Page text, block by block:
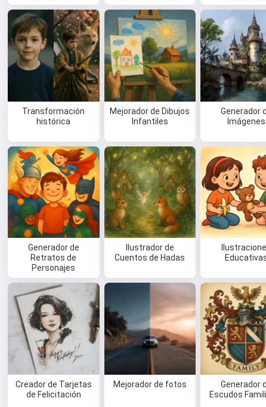
Transformación
histórica
Mejorador de Dibujos
Infantiles
Generador
Imágenes
Generador de
Retratos de
Personajes
Ilustrador de
Cuentos de Hadas
Creador de Tarjetas
de Felicitación
Mejorador de fotos
Generador
Escudos